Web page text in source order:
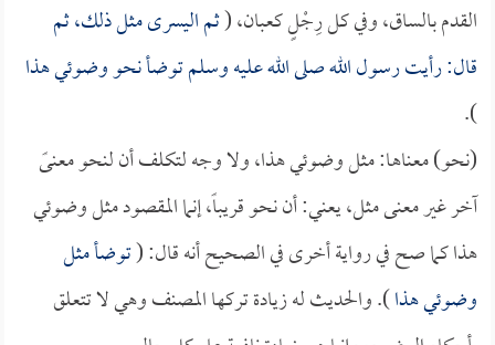
القدم بالساق، وفي كل رِجْلٍ كعبان، (ثم اليسرى مثل ذلك، ثم
قال: رأيت رسول الله صلى الله عليه وسلم توضأ نحو وضوئي هذا
).
(نحو) معناها: مثل وضوئي هذا، ولا وجه لتكلف أن لنحو معنىً
آخر غير معنى مثل، يعني: أن نحو قريباً، إنما المقصود مثل وضوئي
هذا كما صح في رواية أخرى في الصحيح أنه قال: (توضأ مثل
وضوئي هذا). والحديث له زيادة تركها المصنف وهي لا تتعلق